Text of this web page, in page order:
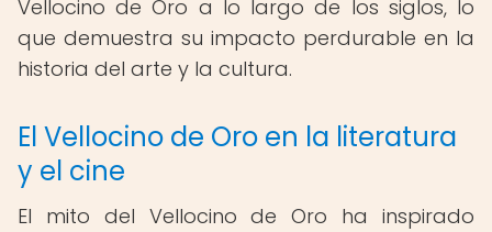
Vellocino de Oro a lo largo de los siglos, lo
que demuestra su impacto perdurable en la
historia del arte y la cultura.
El Vellocino de Oro en la literatura
y el cine
El mito del Vellocino de Oro ha inspirado